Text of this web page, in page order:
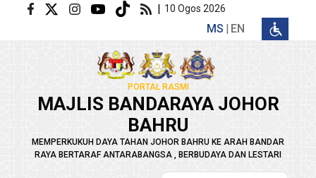
Langkau ke kandungan utama | 10 Ogos 2026
MS EN
PORTAL RASMI
MAJLIS BANDARAYA JOHOR
BAHRU
MEMPERKUKUH DAYA TAHAN JOHOR BAHRU KE ARAH BANDAR
RAYA BERTARAF ANTARABANGSA , BERBUDAYA DAN LESTARI